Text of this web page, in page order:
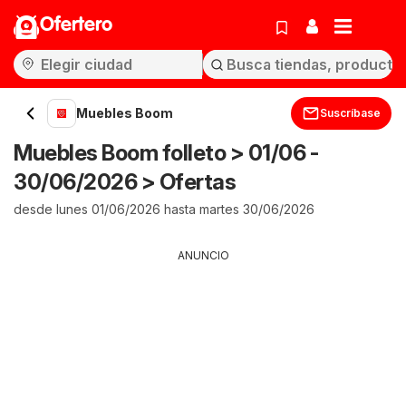
Ofertero
Muebles Boom Suscríbase
Muebles Boom folleto > 01/06 -
30/06/2026 > Ofertas
desde lunes 01/06/2026 hasta martes 30/06/2026
ANUNCIO